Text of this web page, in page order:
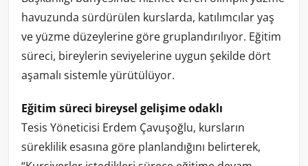
havuzunda sürdürülen kurslarda, katılımcılar yaş
ve yüzme düzeylerine göre gruplandırılıyor. Eğitim
süreci, bireylerin seviyelerine uygun şekilde dört
aşamalı sistemle yürütülüyor.
Eğitim süreci bireysel gelişime odaklı
Tesis Yöneticisi Erdem Çavuşoğlu, kursların
süreklilik esasına göre planlandığını belirterek,